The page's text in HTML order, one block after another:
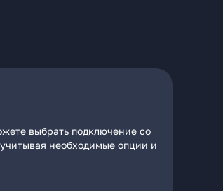
выбрать подключение со
необходимые опции и